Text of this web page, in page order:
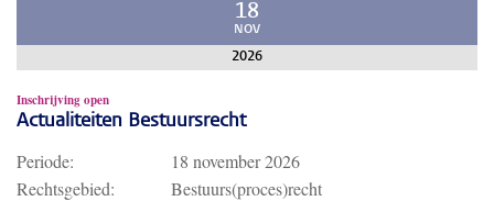
18
NOV
2026
Inschrijving open
Actualiteiten Bestuursrecht
Periode:
18 november 2026
Rechtsgebied:
Bestuurs(proces)recht